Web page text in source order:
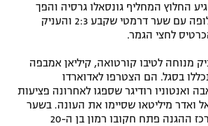
1 – "מרלן"
החלוץ המחליף גונסאלו גרסיה והפך
לגיבור החדש של האלופה עם שער דרמטי שקבע 2:3 והעניק
לחצי הגמר.
מנוחה לטיבו קורטואה, קיליאן אמבפה
בסגל. הם הצטרפו לאדוארדו
ואנטוניו רודיגר שספגו לאחרונה פציעות
ואדר מיליטאו שסיימו את העונה. בשער
ניצב אנדריי לונין ובמרכז ההגנה פתח חקובו רמון בן ה-20